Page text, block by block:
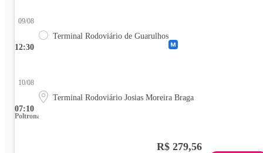
12:30
09/08
Terminal Rodoviário de Guarulhos
07:10
10/08
Terminal Rodoviário Josias Moreira Braga
Poltrona
R$ 279,56